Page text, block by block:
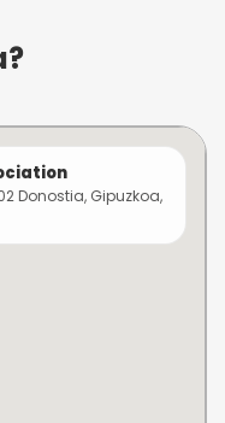
Donostia, Gipuzkoa,